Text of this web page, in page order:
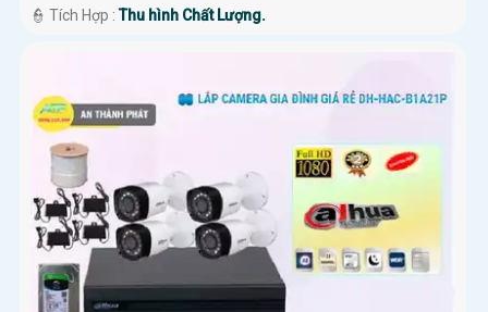
️👮 Tích Hợp :Thu hình Chất Lượng.